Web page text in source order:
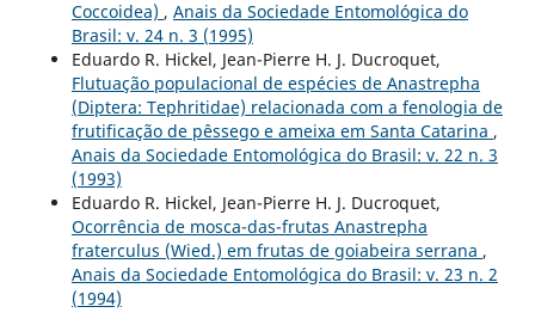
Coccoidea) , Anais da Sociedade Entomológica do
Brasil: v. 24 n. 3 (1995)
Eduardo R. Hickel, Jean-Pierre H. J. Ducroquet,
Flutuação populacional de espécies de Anastrepha
(Diptera: Tephritidae) relacionada com a fenologia de
frutificação de pêssego e ameixa em Santa Catarina ,
Anais da Sociedade Entomológica do Brasil: v. 22 n. 3
(1993)
Eduardo R. Hickel, Jean-Pierre H. J. Ducroquet,
Ocorrência de mosca-das-frutas Anastrepha
fraterculus (Wied.) em frutas de goiabeira serrana ,
Anais da Sociedade Entomológica do Brasil: v. 23 n. 2
(1994)